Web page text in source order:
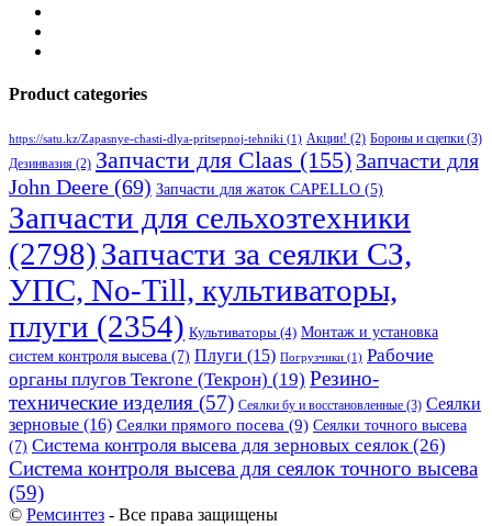
Product categories
https://satu.kz/Zapasnye-chasti-dlya-pritsepnoj-tehniki (1) Акции! (2) Бороны и сцепки (3)
Дезинвазия (2) Запчасти для Claas (155) Запчасти для
John Deere (69) Запчасти для жаток CAPELLO (5)
Запчасти для сельхозтехники
(2798)Запчасти за сеялки СЗ,
УПС, No-Till, культиваторы,
плуги (2354) Культиваторы (4) Монтаж и установка
систем контроля высева (7) Плуги (15) Погрузчики (1) Рабочие
органы плугов Текrоne (Текрон) (19) Резино-
технические изделия (57) Сеялки бу и восстановленные (3) Сеялки
зерновые (16) Сеялки прямого посева (9) Сеялки точного высева
(7) Система контроля высева для зерновых сеялок(26)
Система контроля высева для сеялок точного высева
(59)
© Ремсинтез - Все права защищены